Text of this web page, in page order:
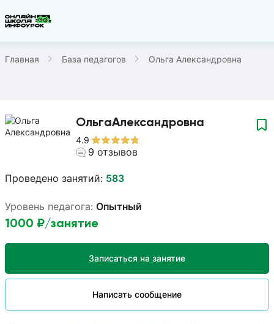
Главная База педагогов Ольга Александровна
ОльгаАлександровна
4.9
9 отзывов
Проведено занятий: 583
Уровень педагога: Опытный
1000 ₽/занятие
Записаться на занятие
Написать сообщение